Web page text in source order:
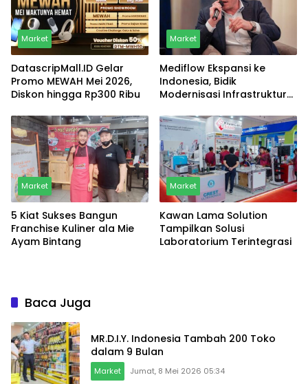
Market
DatascripMall.ID Gelar
Promo MEWAH Mei 2026,
Diskon hingga Rp300 Ribu
Market
Mediflow Ekspansi ke
Indonesia, Bidik
Modernisasi Infrastruktur
Market
5 Kiat Sukses Bangun
Franchise Kuliner ala Mie
Ayam Bintang
Market
Kawan Lama Solution
Tampilkan Solusi
Laboratorium Terintegrasi
Baca Juga
MR.D.I.Y. Indonesia Tambah 200 Toko
dalam 9 Bulan
Market Jumat, 8 Mei 2026 05:34